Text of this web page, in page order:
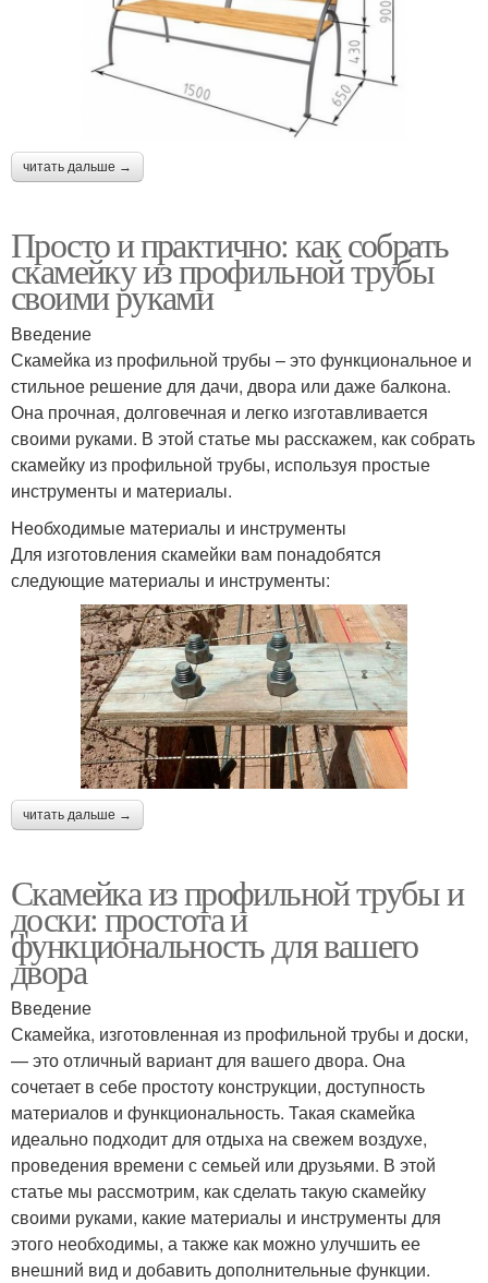
читать дальше →
Просто и практично: как собрать
скамейку из профильной трубы
своими руками
Введение
Скамейка из профильной трубы – это функциональное и
стильное решение для дачи, двора или даже балкона.
Она прочная, долговечная и легко изготавливается
своими руками. В этой статье мы расскажем, как собрать
скамейку из профильной трубы, используя простые
инструменты и материалы.
Необходимые материалы и инструменты
Для изготовления скамейки вам понадобятся
следующие материалы и инструменты:
читать дальше →
Скамейка из профильной трубы и
доски: простота и
функциональность для вашего
двора
Введение
Скамейка, изготовленная из профильной трубы и доски,
— это отличный вариант для вашего двора. Она
сочетает в себе простоту конструкции, доступность
материалов и функциональность. Такая скамейка
идеально подходит для отдыха на свежем воздухе,
проведения времени с семьей или друзьями. В этой
статье мы рассмотрим, как сделать такую скамейку
своими руками, какие материалы и инструменты для
этого необходимы, а также как можно улучшить ее
внешний вид и добавить дополнительные функции.